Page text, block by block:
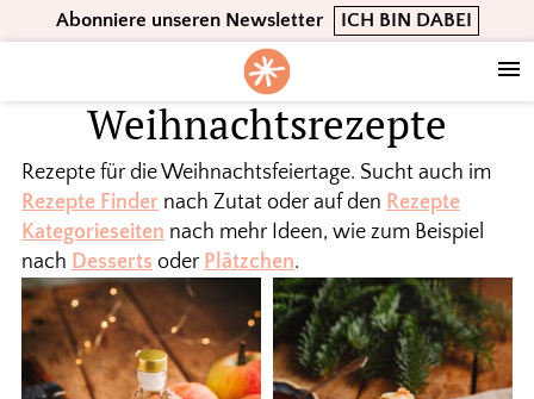
to
to
to
Abonniere unseren Newsletter ICH BIN DABEI
Weihnachtsrezepte
Rezepte für die Weihnachtsfeiertage. Sucht auch im
Rezepte Findernach Zutat oder auf den Rezepte
Kategorieseiten nach mehr Ideen, wie zum Beispiel
nach Desserts oder Plätzchen.